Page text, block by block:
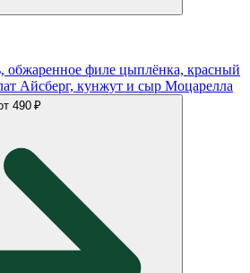
обжаренное филе цыплёнка, красный
Айсберг, кунжут и сыр Моцарелла
490 ₽